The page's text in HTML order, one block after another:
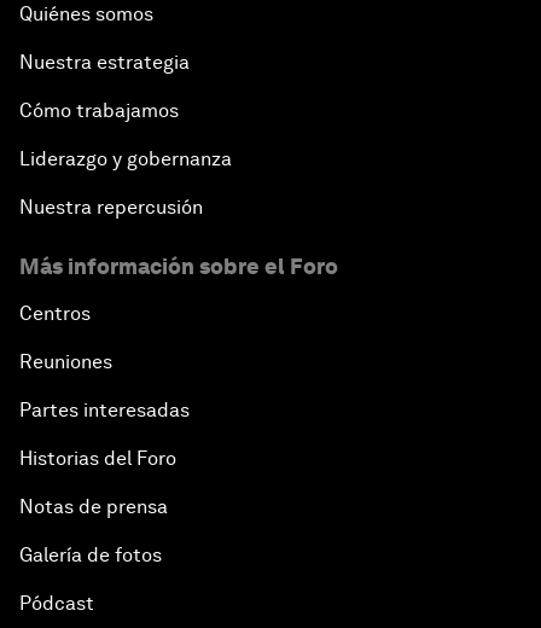
Quiénes somos
Nuestra estrategia
Cómo trabajamos
Liderazgo y gobernanza
Nuestra repercusión
Más información sobre el Foro
Centros
Reuniones
Partes interesadas
Historias del Foro
Notas de prensa
Galería de fotos
Pódcast